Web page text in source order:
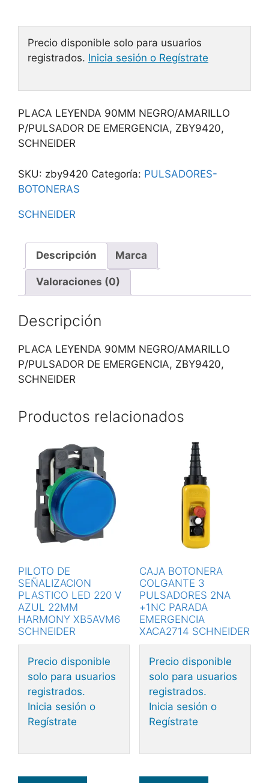
Precio disponible solo para usuarios
registrados. Inicia sesión o Regístrate
PLACA LEYENDA 90MM NEGRO/AMARILLO
P/PULSADOR DE EMERGENCIA, ZBY9420,
SCHNEIDER
SKU: zby9420 Categoría: PULSADORES-
BOTONERAS
SCHNEIDER
Descripción Marca
Valoraciones (0)
Descripción
PLACA LEYENDA 90MM NEGRO/AMARILLO
P/PULSADOR DE EMERGENCIA, ZBY9420,
SCHNEIDER
Productos relacionados
PILOTO DE
SEÑALIZACION
PLASTICO LED 220 V
AZUL 22MM
HARMONY XB5AVM6
SCHNEIDER
Precio disponible
solo para usuarios
registrados.
Inicia sesión o
Regístrate
CAJA BOTONERA
COLGANTE 3
PULSADORES 2NA
+1NC PARADA
EMERGENCIA
XACA2714 SCHNEIDER
Precio disponible
solo para usuarios
registrados.
Inicia sesión o
Regístrate